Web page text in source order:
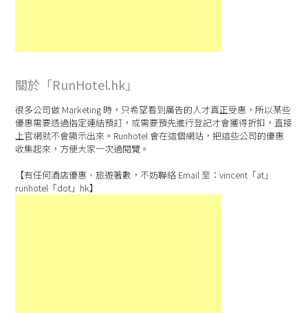
關於「RunHotel.hk」
很多公司做 Marketing 時，只希望看到廣告的人才真正受惠，所以某些
優惠需要透過指定連結預訂，或需要預先進行登記才會獲得折扣，直接
上官網就不會顯示出來。Runhotel 會在這個網站，把這些公司的優惠
收集起來，方便大家一次過閱覽。
【有任何酒店優惠、旅遊著數，不妨聯絡 Email 至：vincent「at」
runhotel「dot」hk】